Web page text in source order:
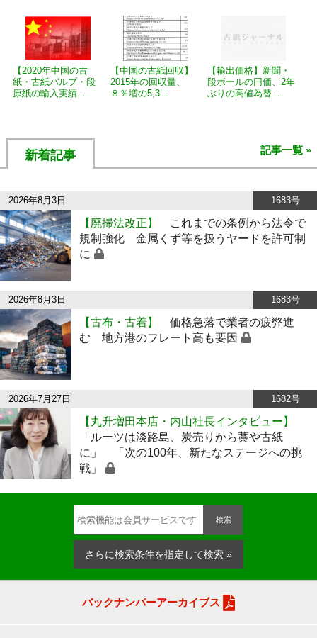
【2020年中国の古
紙・古紙パルプ・段
原紙の輸入実績...
【中国の古紙回収】
2015年の回収量、
８％増の5,3...
【輸出価格】新聞・
段ボールの円価、2年
ぶりの高値為替...
新着記事 記事一覧 »
2026年8月3日 1683号
【廃掃法改正】
これまでの条例から法令で
規制強化 金属くず等を扱うヤードを許可制
に
2026年8月3日 1683号
【古布・古着】
価格急落で業者の疲弊進
む 地方港のフレート高も要因
2026年7月27日 1682号
【丸升増田本店・内山社長インタビュー】
「ルーツは淡路島、炭売りから藁や古紙
に」 「次の100年、新たなステージへの挑
戦」
検索
さらに検索条件を指定して検索 »
バックナンバーアーカイブス